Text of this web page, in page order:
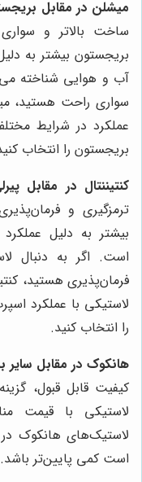
میشلن در مقابل
ساخت بالاتر و
بریجستون بیشتر به
آب و هوایی شناخته
سواری راحت هستید،
عملکرد در شرایط
بریجستون را انتخاب
کنتیننتال در مقابل
ترمزگیری و
بیشتر به دلیل
است. اگر به دنبال
فرمان‌پذیری هستید،
لاستیکی با عملکرد
را انتخاب کنید.
هانکوک در مقابل سایر
کیفیت قابل قبول،
لاستیکی با قیمت
لاستیک‌های هانکوک در
است کمی پایین‌تر باشد.